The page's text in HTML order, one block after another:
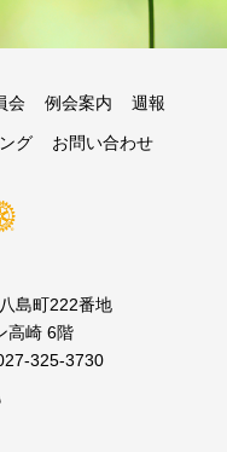
会 例会案内 週報
グ お問い合わせ
島町222番地
高崎 6階
325-3730